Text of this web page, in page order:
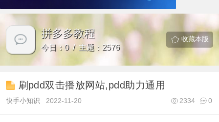
拼多多教程
今日：0 / 主题：2576
收藏本版
刷pdd双击播放网站,pdd助力通用
快手小知识 2022-11-20 0
2334